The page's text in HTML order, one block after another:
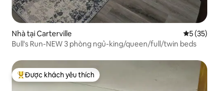
Nhà tại Carterville Xếp hạng
5 (35)
Bull's Run-NEW 3 phòng ngủ-king/queen/full/twin beds
Được khách yêu thích nhất
Được khách yêu thích